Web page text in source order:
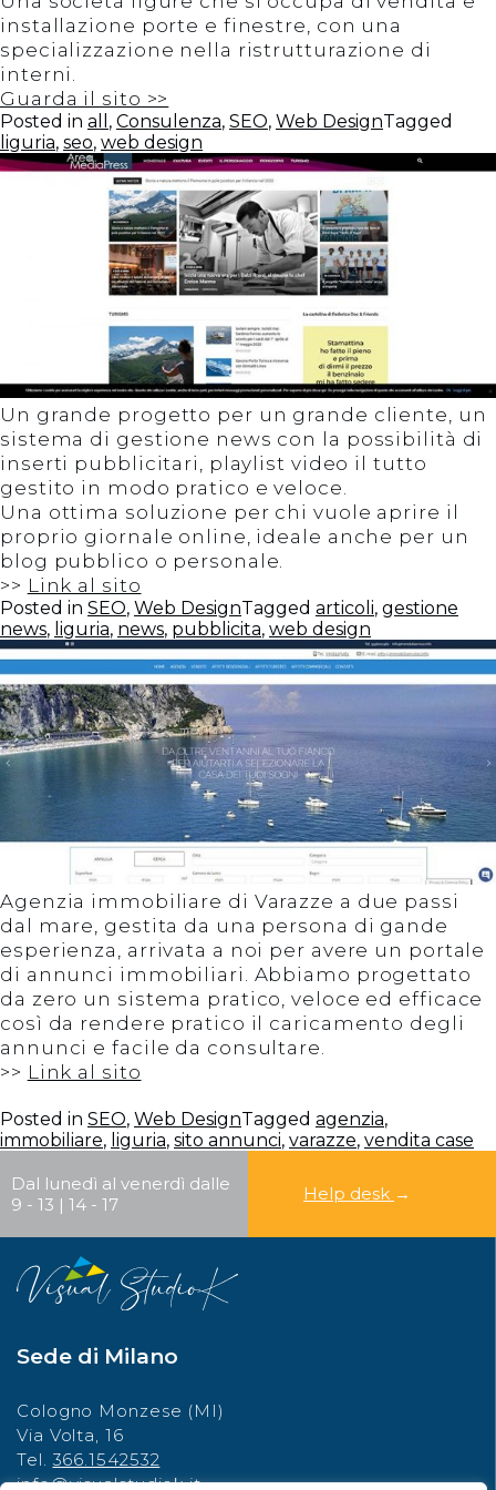
Cerca
CERCA
installazione porte e finestre, con una
specializzazione nella ristrutturazione di
interni.
Guarda il sito >>
Posted in all , Consulenza, SEO, Web DesignTagged
liguria, seo, web design
Un grande progetto per un grande cliente, un
sistema di gestione news con la possibilità di
inserti pubblicitari, playlist video il tutto
gestito in modo pratico e veloce.
Una ottima soluzione per chi vuole aprire il
proprio giornale online, ideale anche per un
blog pubblico o personale.
>> Link al sito
Posted in SEO, Web DesignTagged articoli, gestione
news, liguria, news, pubblicita, web design
Agenzia immobiliare di Varazze a due passi
dal mare, gestita da una persona di gande
esperienza, arrivata a noi per avere un portale
di annunci immobiliari. Abbiamo progettato
da zero un sistema pratico, veloce ed efficace
così da rendere pratico il caricamento degli
annunci e facile da consultare.
>> Link al sito
Posted in SEO, Web DesignTagged agenzia,
immobiliare, liguria, sito annunci, varazze, vendita case
Dal lunedì al venerdì dalle
9 - 13 | 14 - 17
Help desk →
Sede di Milano
Cologno Monzese (MI)
Via Volta, 16
Tel. 366.1542532
info@visualstudiok.it